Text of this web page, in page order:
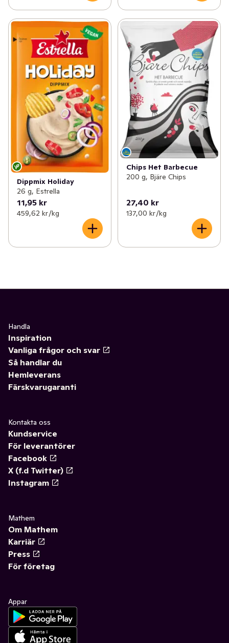
Dippmix Holiday
26 g, Estrella
11,95 kr
459,62 kr /kg
Chips Het Barbecue
200 g, Bjäre Chips
27,40 kr
137,00 kr /kg
Handla
Inspiration
Vanliga frågor och svar
Så handlar du
Hemleverans
Färskvarugaranti
Kontakta oss
Kundservice
För leverantörer
Facebook
X (f.d Twitter)
Instagram
Mathem
Om Mathem
Karriär
Press
För företag
Appar